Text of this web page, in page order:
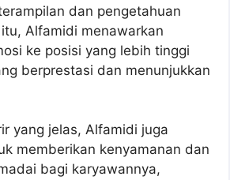
dan pengetahuan
Alfamidi menawarkan
ke posisi yang lebih tinggi
berprestasi dan menunjukkan
yang jelas, Alfamidi juga
memberikan kenyamanan dan
bagi karyawannya,